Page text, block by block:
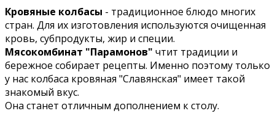
Кровяные колбасы - традиционное блюдо многих
стран. Для их изготовления используются очищенная
кровь, субпродукты, жир и специи.
Мясокомбинат "Парамонов" чтит традиции и
бережное собирает рецепты. Именно поэтому только
у нас колбаса кровяная "Славянская" имеет такой
знакомый вкус.
Она станет отличным дополнением к столу.